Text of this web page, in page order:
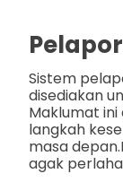
Sistem
disediakan
Maklumat
langkah
masa depan.
agak